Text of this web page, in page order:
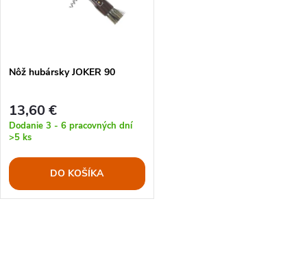
o
v
v
Nôž hubársky JOKER 90
13,60 €
Dodanie 3 - 6 pracovných dní
>5 ks
DO KOŠÍKA